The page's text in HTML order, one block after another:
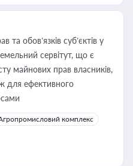
та обов’язків суб’єктів у
сервітут, що є
майнових прав власників,
для ефективного
комплекс